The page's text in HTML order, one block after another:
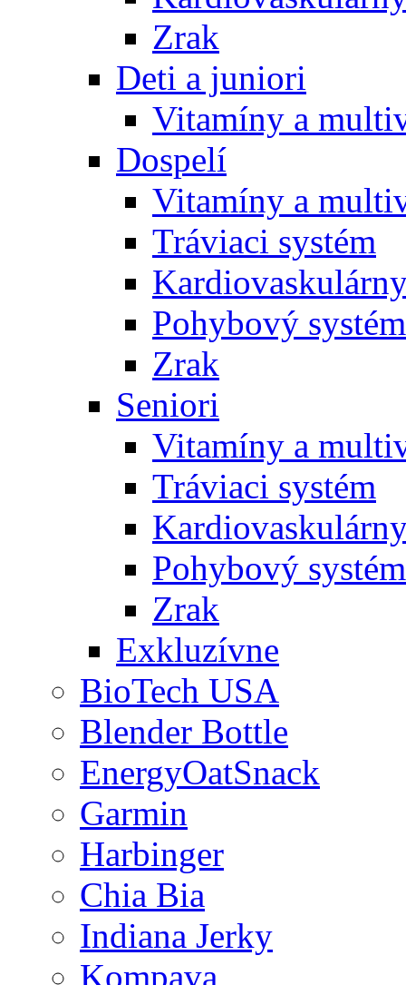
Zrak
Deti a juniori
Vitamíny a
Dospelí
Vitamíny a
Tráviaci systém
Pohybový systém
Zrak
Seniori
Vitamíny a
Tráviaci systém
Pohybový systém
Zrak
Exkluzívne
BioTech USA
Blender Bottle
EnergyOatSnack
Garmin
Harbinger
Chia Bia
Indiana Jerky
Kompava